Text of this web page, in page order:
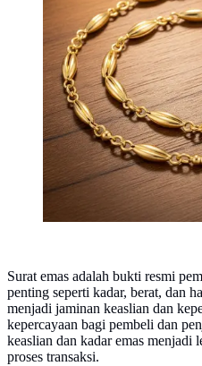
Surat emas adalah bukti resmi
penting seperti kadar, berat, dan
menjadi jaminan keaslian dan
kepercayaan bagi pembeli dan
keaslian dan kadar emas menjadi
proses transaksi.